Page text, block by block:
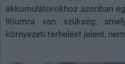
akkumulátorokhoz azonban
lítiumra van szükség,
környezeti terhelést jelent,